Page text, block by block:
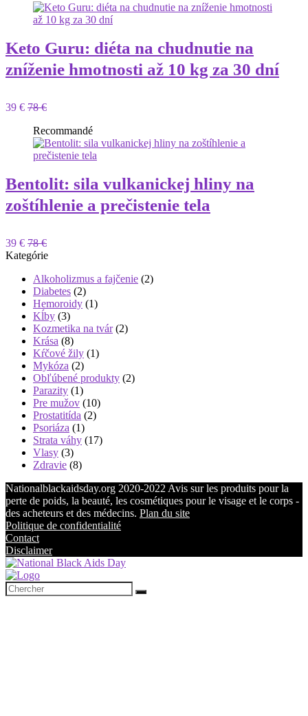
Keto Guru: diéta na chudnutie na
zníženie hmotnosti až 10 kg za 30 dní
39 € 78 €
Recommandé
Bentolit: sila vulkanickej hliny na
zoštíhlenie a prečistenie tela
39 € 78 €
Kategórie
Alkoholizmus a fajčenie (2)
Diabetes (2)
Hemoroidy (1)
Kĺby (3)
Kozmetika na tvár(2)
Krása (8)
Kŕčové žily (1)
Mykóza (2)
Obľúbené produkty (2)
Parazity (1)
Pre mužov (10)
Prostatitída (2)
Psoriáza (1)
Strata váhy (17)
Vlasy (3)
Zdravie (8)
Nationalblackaidsday.org 2020-2022 Avis sur les produits pour la
perte de poids, la beauté, les cosmétiques pour le visage et le corps -
des acheteurs et des médecins. Plan du site
Politique de confidentialité
Contact
Disclaimer